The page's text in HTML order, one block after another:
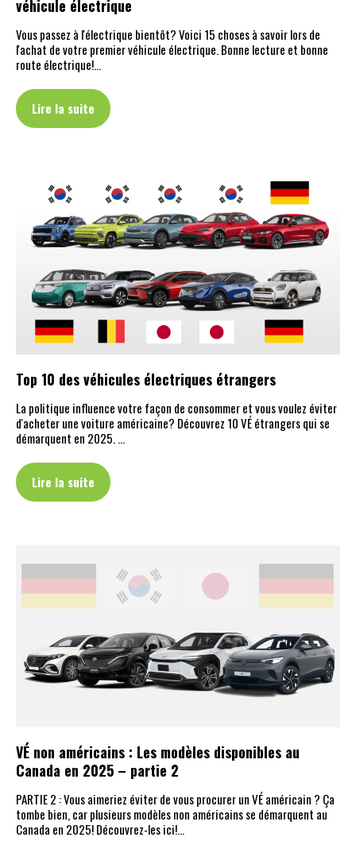
véhicule électrique
Vous passez à l'électrique bientôt? Voici 15 choses à savoir lors de
l'achat de votre premier véhicule électrique. Bonne lecture et bonne
route électrique!…
Lire la suite
Top 10 des véhicules électriques étrangers
La politique influence votre façon de consommer et vous voulez éviter
d'acheter une voiture américaine? Découvrez 10 VÉ étrangers qui se
démarquent en 2025. …
Lire la suite
VÉ non américains : Les modèles disponibles au
Canada en 2025 – partie 2
PARTIE 2 : Vous aimeriez éviter de vous procurer un VÉ américain ? Ça
tombe bien, car plusieurs modèles non américains se démarquent au
Canada en 2025! Découvrez-les ici!…